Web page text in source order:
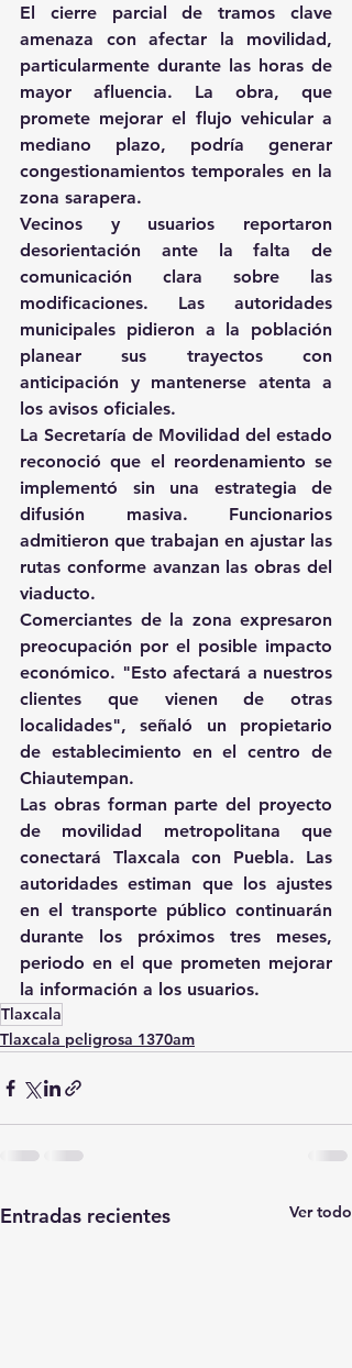
El cierre parcial de tramos clave
amenaza con afectar la movilidad,
particularmente durante las horas de
mayor afluencia. La obra, que
promete mejorar el flujo vehicular a
mediano plazo, podría generar
congestionamientos temporales en la
zona sarapera.
Vecinos y usuarios reportaron
desorientación ante la falta de
comunicación clara sobre las
modificaciones. Las autoridades
municipales pidieron a la población
planear sus trayectos con
anticipación y mantenerse atenta a
los avisos oficiales.
La Secretaría de Movilidad del estado
reconoció que el reordenamiento se
implementó sin una estrategia de
difusión masiva. Funcionarios
admitieron que trabajan en ajustar las
rutas conforme avanzan las obras del
viaducto.
Comerciantes de la zona expresaron
preocupación por el posible impacto
económico. "Esto afectará a nuestros
clientes que vienen de otras
localidades", señaló un propietario
de establecimiento en el centro de
Chiautempan.
Las obras forman parte del proyecto
de movilidad metropolitana que
conectará Tlaxcala con Puebla. Las
autoridades estiman que los ajustes
en el transporte público continuarán
durante los próximos tres meses,
periodo en el que prometen mejorar
la información a los usuarios.
Tlaxcala
Tlaxcala peligrosa 1370am
Entradas recientes Ver todo